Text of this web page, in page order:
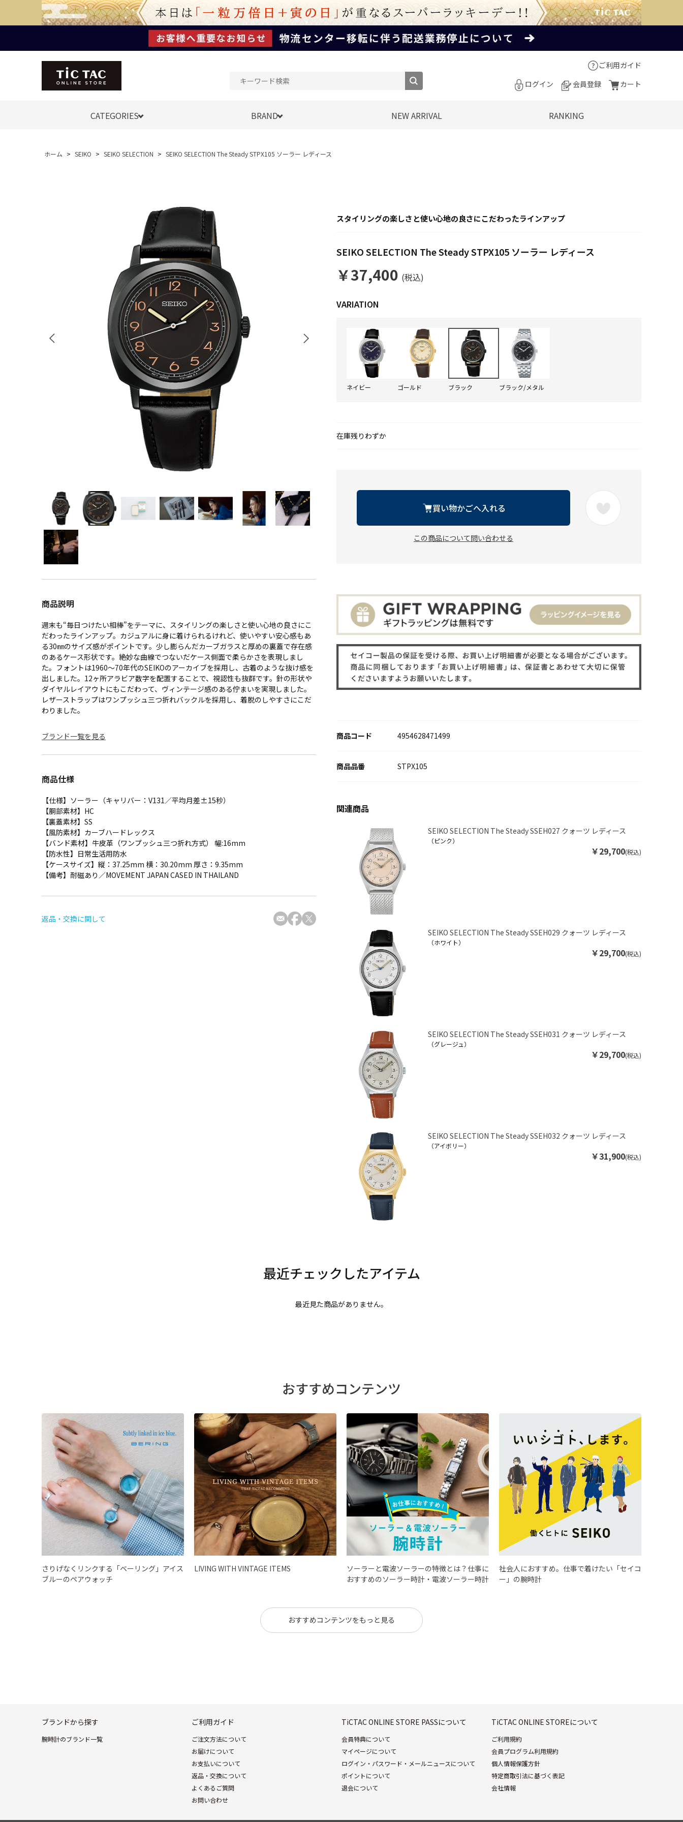
ご利用ガイド
ログイン
会員登録 カート
CATEGORIES BRAND NEW ARRIVAL RANKING
ホーム > SEIKO > SEIKO SELECTION > SEIKO SELECTION The Steady STPX105 ソーラー レディース
商品説明
週末も“毎日つけたい相棒”をテーマに、スタイリングの楽しさと使い心地の良さにこ
だわったラインアップ。カジュアルに身に着けられるけれど、使いやすい安心感もあ
る30㎜のサイズ感がポイントです。少し膨らんだカーブガラスと厚めの裏蓋で存在感
のあるケース形状です。絶妙な曲線でつないだケース側面で柔らかさを表現しまし
た。フォントは1960～70年代のSEIKOのアーカイブを採用し、古着のような抜け感を
出しました。12ヶ所アラビア数字を配置することで、視認性も抜群です。針の形状や
ダイヤルレイアウトにもこだわって、ヴィンテージ感のある佇まいを実現しました。
レザーストラップはワンプッシュ三つ折れバックルを採用し、着脱のしやすさにこだ
わりました。
ブランド一覧を見る
商品仕様
【仕様】ソーラー（キャリバー：V131／平均月差±15秒）
【胴部素材】HC
【裏蓋素材】SS
【風防素材】カーブハードレックス
【バンド素材】牛皮革（ワンプッシュ三つ折れ方式） 幅:16mm
【防水性】日常生活用防水
【ケースサイズ】縦：37.25mm 横：30.20mm 厚さ：9.35mm
【備考】耐磁あり／MOVEMENT JAPAN CASED IN THAILAND
返品・交換に関して
スタイリングの楽しさと使い心地の良さにこだわったラインアップ
SEIKO SELECTION The Steady STPX105 ソーラー レディース
￥37,400 (税込)
商品コード 4954628471499
STPX105
在庫残りわずか
ネイビー ゴールド ブラック ブラック/メタル
買い物かごへ入れる
この商品について問い合わせる
SEIKO SELECTION The Steady SSEH027 クォーツ レディース
（ピンク）
￥29,700(税込)
SEIKO SELECTION The Steady SSEH029 クォーツ レディース
（ホワイト）
￥29,700(税込)
SEIKO SELECTION The Steady SSEH031 クォーツ レディース
（グレージュ）
￥29,700(税込)
SEIKO SELECTION The Steady SSEH032 クォーツ レディース
（アイボリー）
￥31,900(税込)
最近見た商品がありません。
おすすめコンテンツ
さりげなくリンクする「ベーリング」アイス
ブルーのペアウォッチ
LIVING WITH VINTAGE ITEMS
ソーラーと電波ソーラーの特徴とは？仕事に
おすすめのソーラー時計・電波ソーラー時計
社会人におすすめ。仕事で着けたい「セイコ
ー」の腕時計
おすすめコンテンツをもっと見る
ブランドから探す
腕時計のブランド一覧
ご利用ガイド
ご注文方法について
お届けについて
お支払いについて
返品・交換について
よくあるご質問
お問い合わせ
TiCTAC ONLINE STORE PASSについて
会員特典について
マイページについて
ログイン・パスワード・メールニュースについて
ポイントについて
退会について
TiCTAC ONLINE STOREについて
ご利用規約
会員プログラム利用規約
個人情報保護方針
特定商取引法に基づく表記
会社情報